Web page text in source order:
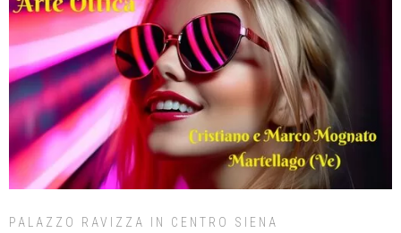
PALAZZO RAVIZZA IN CENTRO SIENA